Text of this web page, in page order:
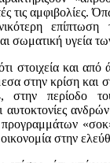
τις αμφιβολίες.
σωματική υγεία
στοιχεία και από
στην κρίση και
περίοδο
αυτοκτονίες
στην